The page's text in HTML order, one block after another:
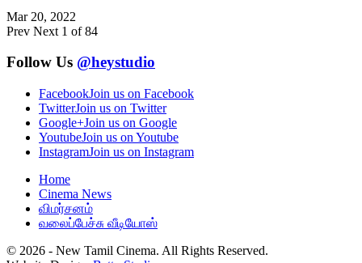
Mar 20, 2022
Prev Next 1 of 84
Follow Us @heystudio
FacebookJoin us on Facebook
TwitterJoin us on Twitter
Google+Join us on Google
YoutubeJoin us on Youtube
InstagramJoin us on Instagram
Home
Cinema News
விமர்சனம்
வலைப்பேச்சு வீடியோஸ்
© 2026 - New Tamil Cinema. All Rights Reserved.